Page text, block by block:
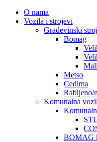
O nama
Vozila i strojevi
Građevinski
Bomag
Metso
Cedima
Rabljeno/
Komunalna
BOMAG